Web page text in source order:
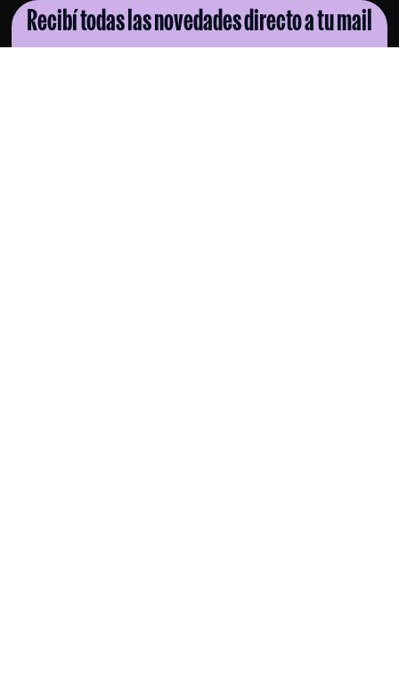
Recibí todas las novedades directo a tu mail